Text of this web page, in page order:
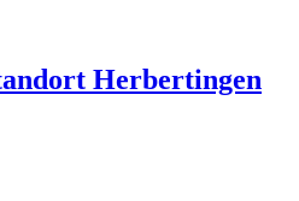
Herbertingen